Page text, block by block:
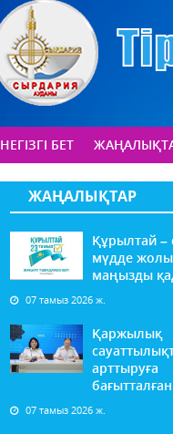
НЕГІЗГІ БЕТ
ЖАҢАЛЫҚТАР
Құрылтай –
мүдде
маңызды
07 тамыз 2026 ж.
Қаржылық
арттыруға
бағытталған
07 тамыз 2026 ж.